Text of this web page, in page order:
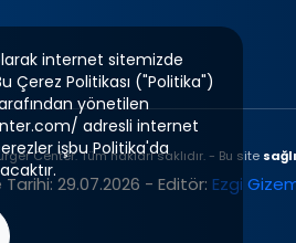
Center. Tüm hakları saklıdır. - Bu site
29.07.2026 - Editör: Ezgi
internet sitemizde
Çerez Politikası ("Politika")
yönetilen
adresli internet
işbu Politika'da